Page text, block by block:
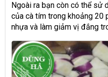
Ngoài ra bạn còn có thể sử
của cà tím trong khoảng 20
nhựa và làm giảm vị đắng